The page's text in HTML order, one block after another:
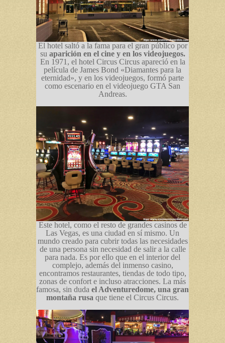
El hotel saltó a la fama para el gran público por
su aparición en el cine y en los videojuegos.
En 1971, el hotel Circus Circus apareció en la
película de James Bond «Diamantes para la
eternidad», y en los videojuegos, formó parte
como escenario en el videojuego GTA San
Andreas.
Este hotel, como el resto de grandes casinos de
Las Vegas, es una ciudad en sí mismo. Un
mundo creado para cubrir todas las necesidades
de una persona sin necesidad de salir a la calle
para nada. Es por ello que en el interior del
complejo, además del inmenso casino,
encontramos restaurantes, tiendas de todo tipo,
zonas de confort e incluso atracciones. La más
famosa, sin duda el Adventuredome, una gran
montaña rusa que tiene el Circus Circus.